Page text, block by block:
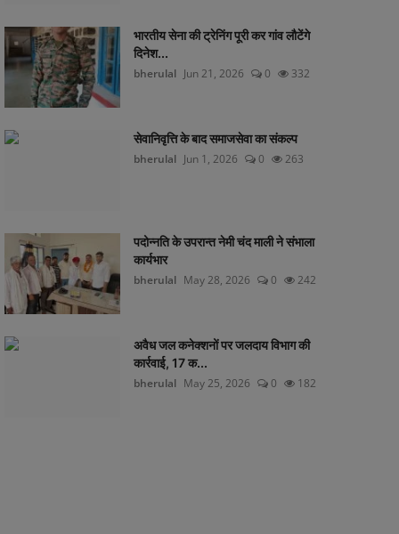
भारतीय सेना की ट्रेनिंग पूरी कर गांव लौटेंगे
दिनेश...
bherulal Jun 21, 2026 0 332
सेवानिवृत्ति के बाद समाजसेवा का संकल्प
bherulal Jun 1, 2026 0 263
पदोन्नति के उपरान्त नेमी चंद माली ने संभाला
कार्यभार
bherulal May 28, 2026 0 242
अवैध जल कनेक्शनों पर जलदाय विभाग की
कार्रवाई, 17 क...
bherulal May 25, 2026 0 182